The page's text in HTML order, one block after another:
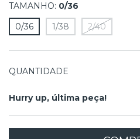
TAMANHO: 0/36
0/36
1/38 2/40
QUANTIDADE
Hurry up, última peça!